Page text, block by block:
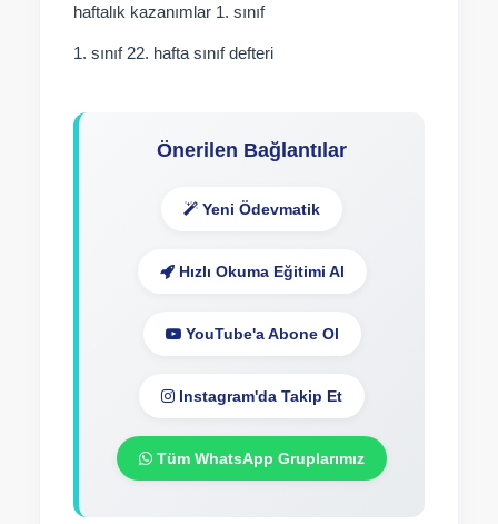
haftalık kazanımlar 1. sınıf
1. sınıf 22. hafta sınıf defteri
Önerilen Bağlantılar
Yeni Ödevmatik
Hızlı Okuma Eğitimi Al
YouTube'a Abone Ol
Instagram'da Takip Et
Tüm WhatsApp Gruplarımız